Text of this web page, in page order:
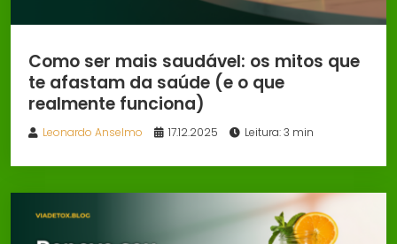
Como ser mais saudável: os mitos que
te afastam da saúde (e o que
realmente funciona)
Leonardo Anselmo 17.12.2025 Leitura: 3 min